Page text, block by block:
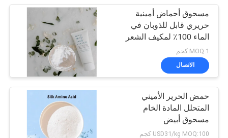
مسحوق أحماض أمينية
حريري قابل للذوبان في
الماء 100٪ لمكيف الشعر
MOQ:1 كجم
الاتصال
حمض الحرير الأميني
المتحلل المادة الخام
مسحوق أبيض
USD31/kg MOQ:100 كجم